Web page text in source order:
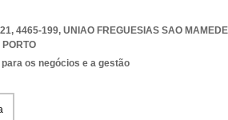
4465-199, UNIAO FREGUESIAS SAO
PORTO
os negócios e a gestão